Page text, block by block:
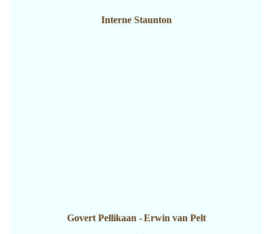
Interne Staunton
Govert Pellikaan - Erwin van Pelt